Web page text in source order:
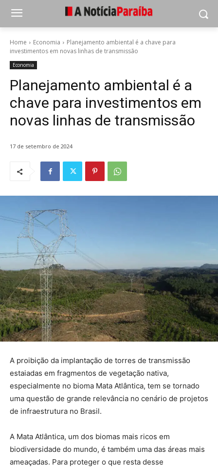
Home Economia
Planejamento ambiental é a chave para
investimentos em novas linhas de transmissão
Economia
Planejamento ambiental é a
chave para investimentos em
novas linhas de transmissão
17 de setembro de 2024
A proibição da implantação de torres de transmissão
estaiadas em fragmentos de vegetação nativa,
especialmente no bioma Mata Atlântica, tem se tornado
uma questão de grande relevância no cenário de projetos
de infraestrutura no Brasil.
A Mata Atlântica, um dos biomas mais ricos em
biodiversidade do mundo, é também uma das áreas mais
ameaçadas. Para proteger o que resta desse